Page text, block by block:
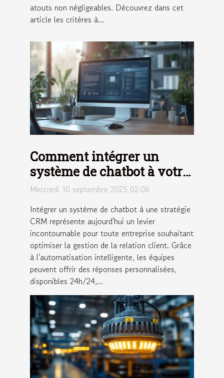
atouts non négligeables. Découvrez dans cet
article les critères à...
Comment intégrer un
système de chatbot à votre
stratégie CRM ?
Mercredi 10 septembre 2025 02:06
Intégrer un système de chatbot à une stratégie
CRM représente aujourd'hui un levier
incontournable pour toute entreprise souhaitant
optimiser la gestion de la relation client. Grâce
à l'automatisation intelligente, les équipes
peuvent offrir des réponses personnalisées,
disponibles 24h/24,...